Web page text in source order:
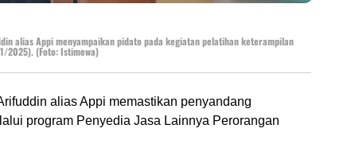
alias Appi menyampaikan pidato pada kegiatan pelatihan keterampilan
2025). (Foto: Istimewa)
alias Appi memastikan penyandang
program Penyedia Jasa Lainnya Perorangan